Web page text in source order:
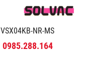
VSX04KB-NR-MS
0985.288.164